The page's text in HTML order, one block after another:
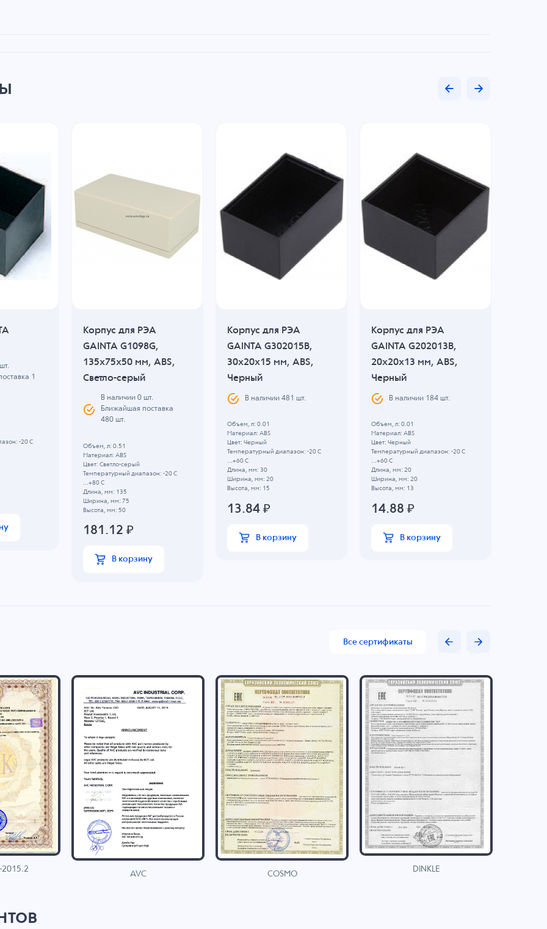
шт.
1
-20 C
Корпус для РЭА
GAINTA G1098G,
135x75x50 мм, ABS,
Светло-серый
В наличии0 шт.
Ближайшая поставка
480 шт.
Объем, л: 0.51
Материал: ABS
Цвет: Светло-серый
Температурный диапазон: -20 C
...+80 C
Длина, мм: 135
Ширина, мм: 75
Высота, мм: 50
181.12 ₽
В корзину
Корпус для РЭА
GAINTA G302015B,
30x20x15 мм, ABS,
Черный
В наличии481 шт.
Объем, л: 0.01
Материал: ABS
Цвет: Черный
Температурный диапазон: -20 C
...+60 C
Длина, мм: 30
Ширина, мм: 20
Высота, мм: 15
13.84₽
В корзину
Корпус для РЭА
GAINTA G202013B,
20x20x13 мм, ABS,
Черный
В наличии 184 шт.
Объем, л: 0.01
Материал: ABS
Цвет: Черный
Температурный диапазон: -20 C
...+60 C
Длина, мм: 20
Ширина, мм: 20
Высота, мм: 13
14.88 ₽
В корзину
Все сертификаты
AVC COSMO
DINKLE